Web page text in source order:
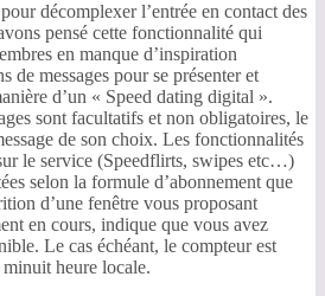
décomplexer l’entrée en contact des
pensé cette fonctionnalité qui
en manque d’inspiration
de messages pour se présenter et
d’un « Speed dating digital ».
sont facultatifs et non obligatoires, le
de son choix. Les fonctionnalités
le service (Speedflirts, swipes etc…)
selon la formule d’abonnement que
d’une fenêtre vous proposant
en cours, indique que vous avez
Le cas échéant, le compteur est
heure locale.